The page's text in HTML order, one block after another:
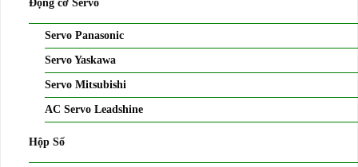
Động cơ Servo
Servo Panasonic
Servo Yaskawa
Servo Mitsubishi
AC Servo Leadshine
Hộp Số